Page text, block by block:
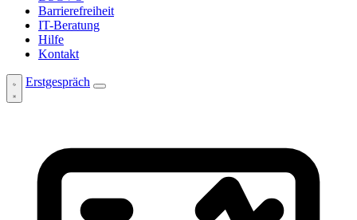
Barrierefreiheit
IT-Beratung
Hilfe
Kontakt
Erstgespräch